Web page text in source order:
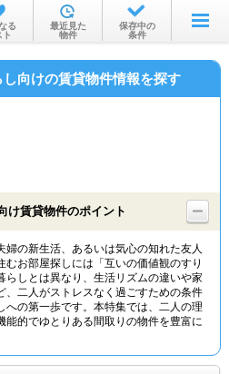
屋を探す
沿線・駅から
物件特集から
TOP
る
ト
最近見た
物件
保存中の
条件
向けの賃貸物件情報を探す
け賃貸物件のポイント
婦の新生活、あるいは気心の知れた友人
むお部屋探しには「互いの価値観のすり
らしとは異なり、生活リズムの違いや家
、二人がストレスなく過ごすための条件
への第一歩です。本特集では、二人の理
能的でゆとりある間取りの物件を豊富に